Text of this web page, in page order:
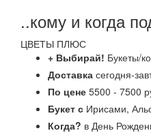
..кому и когда
ЦВЕТЫ ПЛЮС
+ Выбирай! Букеты/
Доставка сегодня-
По цене 5500 - 7500
Букет с Ирисами,
Когда? в День